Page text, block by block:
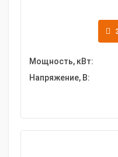
Мощность, кВт:
Напряжение, В: